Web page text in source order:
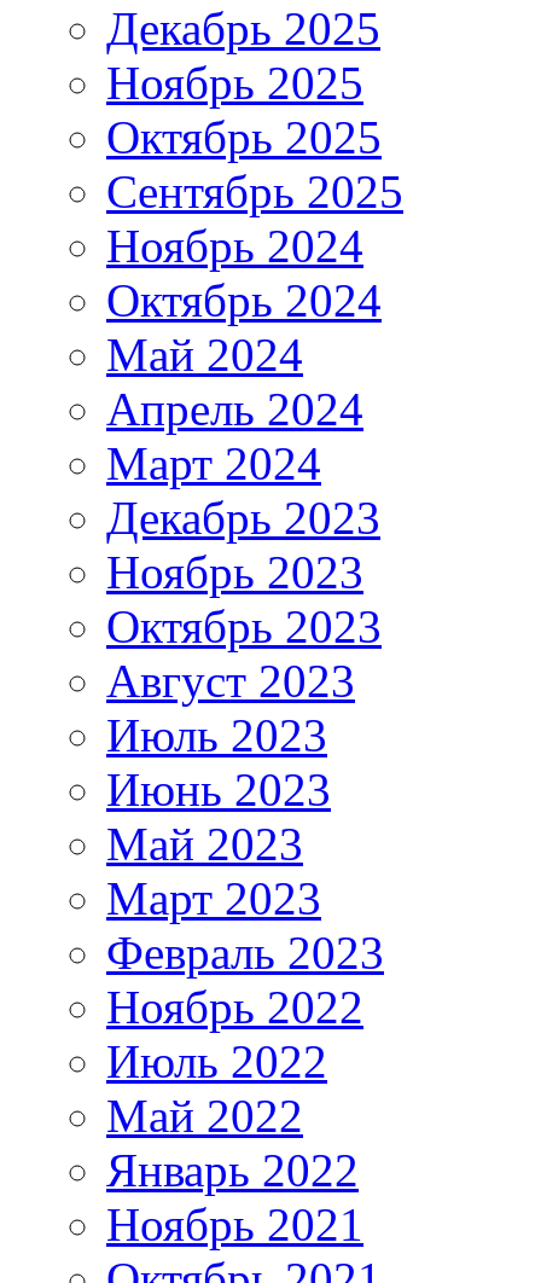
Декабрь 2025
Ноябрь 2025
Октябрь 2025
Сентябрь 2025
Ноябрь 2024
Октябрь 2024
Май 2024
Апрель 2024
Март 2024
Декабрь 2023
Ноябрь 2023
Октябрь 2023
Август 2023
Июль 2023
Июнь 2023
Май 2023
Март 2023
Февраль 2023
Ноябрь 2022
Июль 2022
Май 2022
Январь 2022
Ноябрь 2021